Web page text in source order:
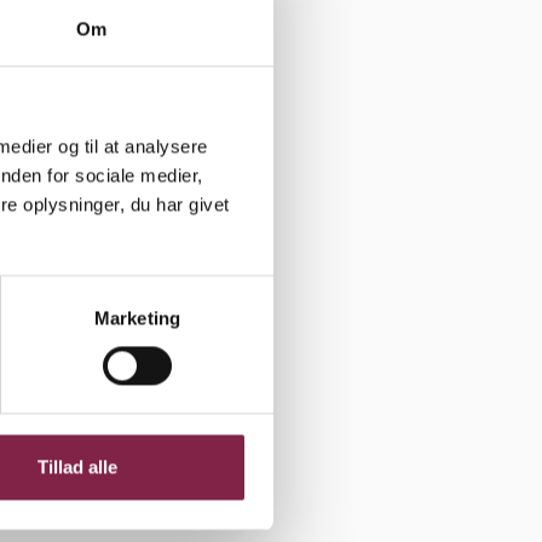
Om
og til at analysere
for sociale medier,
oplysninger, du har givet
Marketing
Tillad alle
deres
var
at tage
var etisk
det så
videre,
at
kræve af